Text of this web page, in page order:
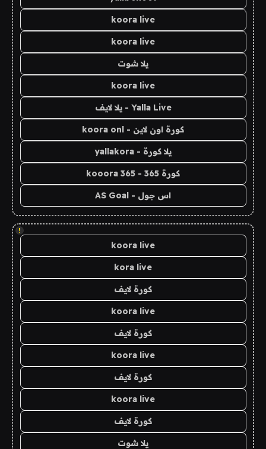
koora live
koora live
يلا شوت
koora live
Yalla Live - يلا لايف
كورة اون لاين - koora onl
يلا كورة - yallakora
كورة 365 - kooora 365
اس جول - AS Goal
!
koora live
kora live
كورة لايف
koora live
كورة لايف
koora live
كورة لايف
koora live
كورة لايف
يلا شوت